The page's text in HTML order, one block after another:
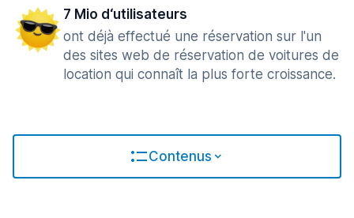
7 Mio d‘utilisateurs
ont déjà effectué une réservation sur l'un
des sites web de réservation de voitures de
location qui connaît la plus forte croissance.
Contenus